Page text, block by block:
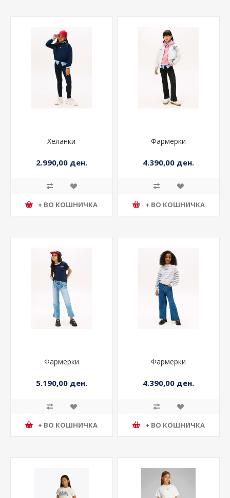
Хеланки
2.990,00 ден.
+ ВО КОШНИЧКА
Фармерки
4.390,00 ден.
+ ВО КОШНИЧКА
Фармерки
5.190,00 ден.
+ ВО КОШНИЧКА
Фармерки
4.390,00 ден.
+ ВО КОШНИЧКА